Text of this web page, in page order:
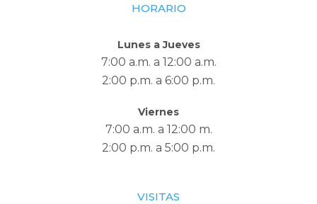
HORARIO
Lunes a Jueves
7:00 a.m. a 12:00 a.m.
2:00 p.m. a 6:00 p.m.
Viernes
7:00 a.m. a 12:00 m.
2:00 p.m. a 5:00 p.m.
VISITAS